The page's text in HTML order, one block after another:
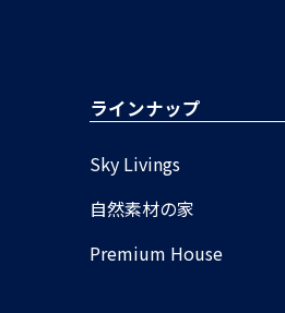
ラインナップ
Sky Livings
自然素材の家
Premium House